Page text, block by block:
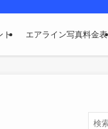
ト エアライン写真料金表